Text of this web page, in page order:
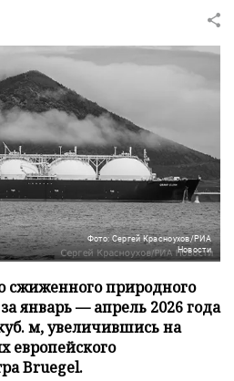
Фото: Сергей Красноухов/РИА
Новости
сжиженного природного
январь — апрель 2026 года
м, увеличившись на
европейского
Bruegel.